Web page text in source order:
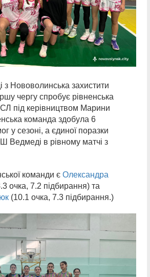
з Нововолинська захистити
чергу спробує рівненська
керівництвом Марини
команда здобула 6
у сезоні, а єдиної поразки
Ведмеді в рівному матчі з
команди є Олександра
очка, 7.2 підбирання) та
(10.1 очка, 7.3 підбирання.)